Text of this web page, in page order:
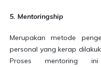
5. Mentoringship
Merupakan metode
personal yang kerap
Proses mentoring